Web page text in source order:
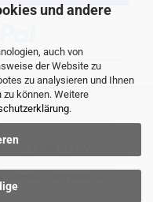
und andere
auch von
der Website zu
zu analysieren und Ihnen
können. Weitere
.